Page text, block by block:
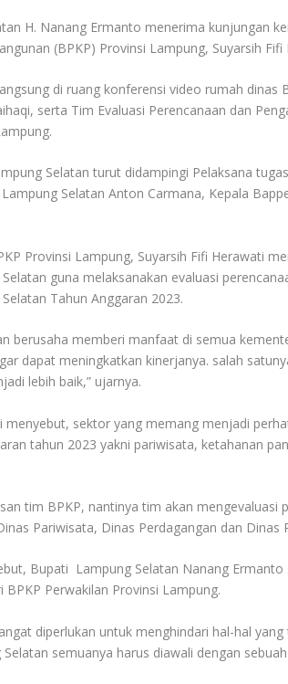
H. Nanang Ermanto menerima kunjungan
(BPKP) Provinsi Lampung, Suyarsih
di ruang konferensi video rumah
serta Tim Evaluasi Perencanaan dan
Selatan turut didampingi Pelaksana
Selatan Anton Carmana, Kepala
Provinsi Lampung, Suyarsih Fifi Herawati
guna melaksanakan evaluasi
Tahun Anggaran 2023.
berusaha memberi manfaat di semua
dapat meningkatkan kinerjanya. salah
lebih baik,” ujarnya.
menyebut, sektor yang memang menjadi
tahun 2023 yakni pariwisata, ketahanan
tim BPKP, nantinya tim akan
Pariwisata, Dinas Perdagangan dan Dinas
Bupati Lampung Selatan Nanang
BPKP Perwakilan Provinsi Lampung.
diperlukan untuk menghindari hal-hal
semuanya harus diawali dengan